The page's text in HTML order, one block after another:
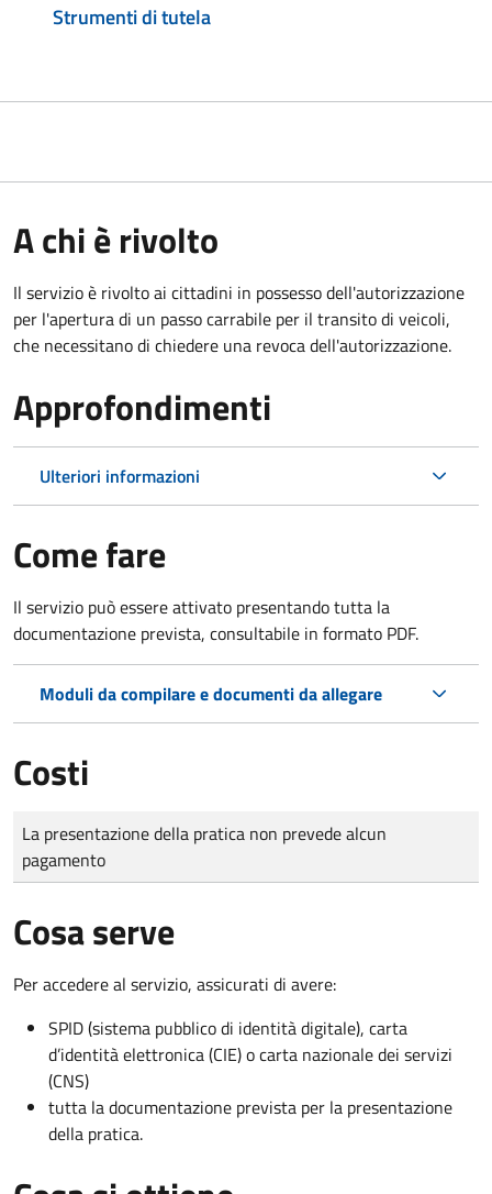
Strumenti di tutela
A chi è rivolto
Il servizio è rivolto ai cittadini in possesso dell'autorizzazione
per l'apertura di un passo carrabile per il transito di veicoli,
che necessitano di chiedere una revoca dell'autorizzazione.
Approfondimenti
Ulteriori informazioni
Come fare
Il servizio può essere attivato presentando tutta la
documentazione prevista, consultabile in formato PDF.
Moduli da compilare e documenti da allegare
Costi
Tipo di pagamento
Importo
La presentazione della pratica non prevede alcun
pagamento
Cosa serve
Per accedere al servizio, assicurati di avere:
SPID (sistema pubblico di identità digitale), carta
d’identità elettronica (CIE) o carta nazionale dei servizi
(CNS)
tutta la documentazione prevista per la presentazione
della pratica.